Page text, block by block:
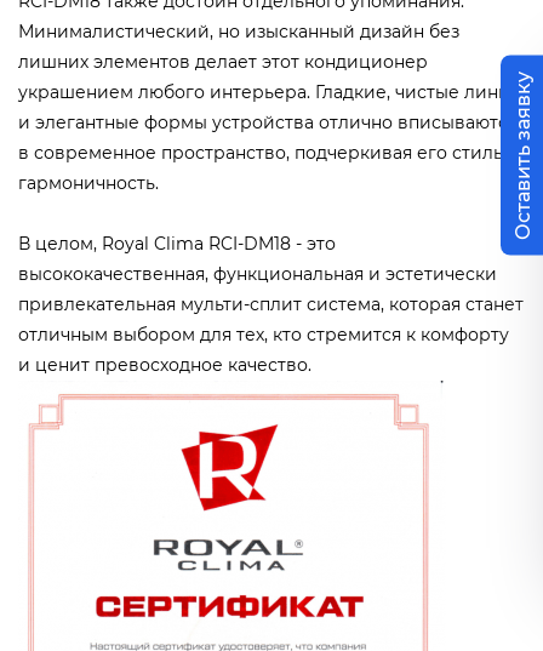
Минималистический, но изысканный дизайн без
лишних элементов делает этот кондиционер
украшением любого интерьера. Гладкие, чистые линии
и элегантные формы устройства отлично вписываются
в современное пространство, подчеркивая его стиль и
гармоничность.
В целом, Royal Clima RCI-DM18 - это
высококачественная, функциональная и эстетически
привлекательная мульти-сплит система, которая станет
отличным выбором для тех, кто стремится к комфорту
и ценит превосходное качество.
Оставить заявку